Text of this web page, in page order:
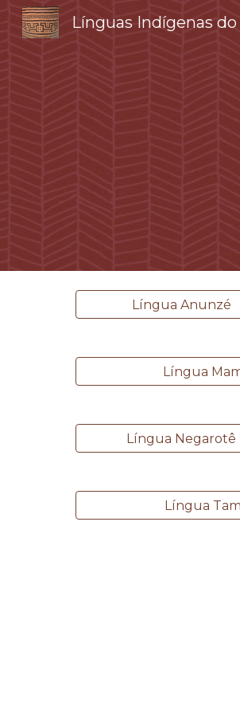
Línguas Indígenas do
Língua Anunzé
Língua
Língua Negarotê
Língua